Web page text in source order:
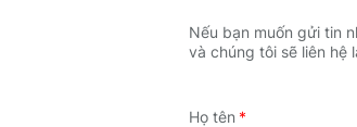
Nếu bạn muốn gửi tin
và chúng tôi sẽ liên hệ
Họ tên